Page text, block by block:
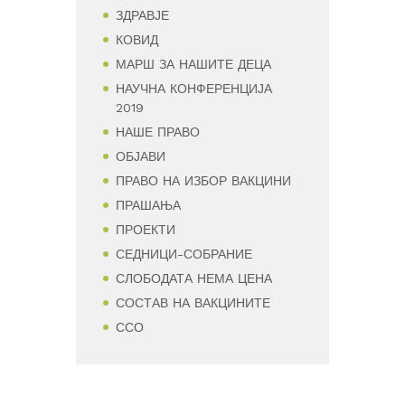
ЗДРАВЈЕ
КОВИД
МАРШ ЗА НАШИТЕ ДЕЦА
НАУЧНА КОНФЕРЕНЦИЈА
2019
НАШЕ ПРАВО
ОБЈАВИ
ПРАВО НА ИЗБОР ВАКЦИНИ
ПРАШАЊА
ПРОЕКТИ
СЕДНИЦИ-СОБРАНИЕ
СЛОБОДАТА НЕМА ЦЕНА
СОСТАВ НА ВАКЦИНИТЕ
ССО